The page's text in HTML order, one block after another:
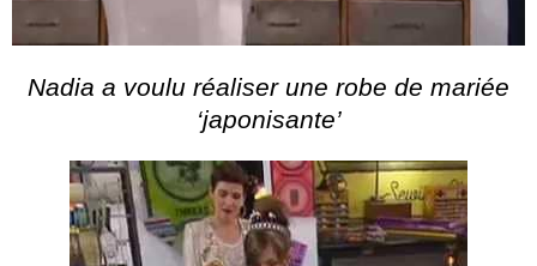
Nadia a voulu réaliser une robe de mariée
‘japonisante’